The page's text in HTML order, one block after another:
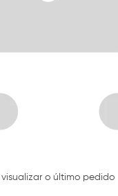
o último pedido